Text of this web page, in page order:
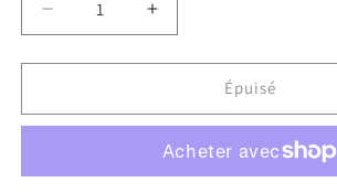
Réduire
la
quantité
Trussardi
shirts
Augmenter
la
quantité
Trussardi
T-
shirts
Épuisé